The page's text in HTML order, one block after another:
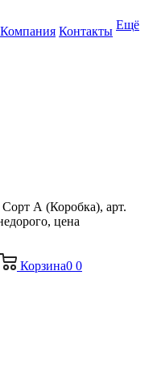
Компания Контакты Ещё
А (Коробка), арт.
цена
Корзина0 0